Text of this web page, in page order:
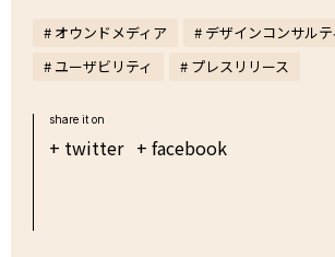
# オウンドメディア
# デザインコンサル
# ユーザビリティ
# プレスリリース
share it on
+ twitter + facebook